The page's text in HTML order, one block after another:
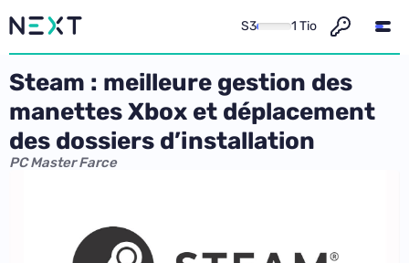
S3 1 Tio
Steam : meilleure gestion des
manettes Xbox et déplacement
des dossiers d’installation
PC Master Farce